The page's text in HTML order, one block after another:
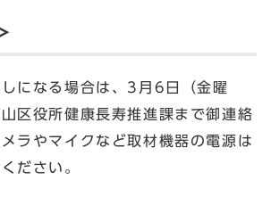
になる場合は、3月6日（金曜
区役所健康長寿推進課まで御連絡
ラやマイクなど取材機器の電源は
ださい。